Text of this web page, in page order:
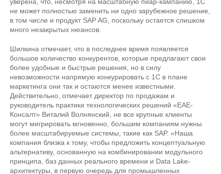
не может полностью заменить ни одно зарубежное решение,
в том числе и продукт SAP AG, поскольку остается слишком
много незакрытых нюансов.
Шилкина отмечает, что в последнее время появляется
большое количество конкурентов, которые предлагают свои
более удобные и быстрые решения, но в силу
невозможности напрямую конкурировать с 1С в плане
маркетинга они так и остаются менее известными.
Действительно, отмечает директор по продажам и
руководитель практики технологических решений «ЕАЕ-
Консалт» Виталий Волнянский, не все крупные клиенты
могут мигрировать мгновенно, большим компаниям нужны
более масштабируемые системы, такие как SAP. «Наша
компания близка к тому, чтобы предложить концептуальную
альтернативу, основанную на комбинировании модульного
принципа, баз данных реального времени и Data Lake-
архитектуры, в первую очередь для промышленных